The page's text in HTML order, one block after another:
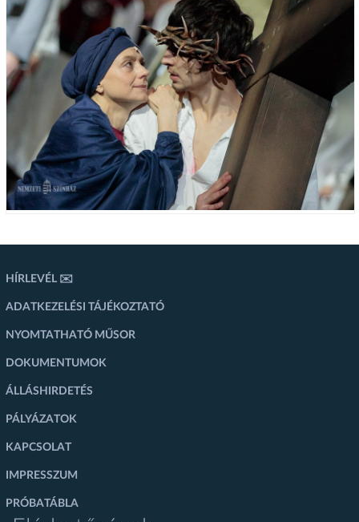
HÍRLEVÉL ✉️
ADATKEZELÉSI TÁJÉKOZTATÓ
NYOMTATHATÓ MŰSOR
DOKUMENTUMOK
ÁLLÁSHIRDETÉS
PÁLYÁZATOK
KAPCSOLAT
IMPRESSZUM
PRÓBATÁBLA